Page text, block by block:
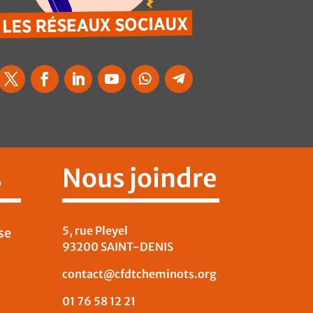
Nous joindre
5, rue Pleyel
93200 SAINT-DENIS
contact@cfdtcheminots.org
01 76 58 12 21